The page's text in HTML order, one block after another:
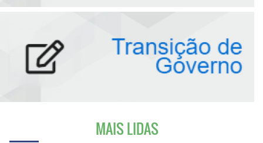
MAIS LIDAS